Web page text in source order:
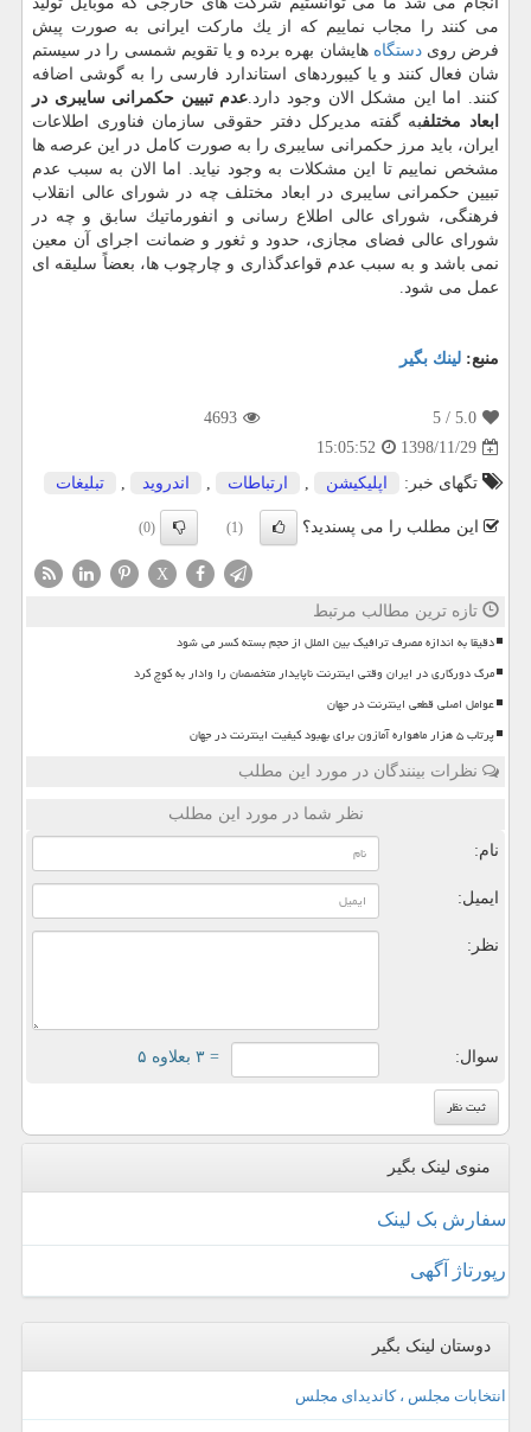
می كنند را مجاب نماییم كه از یك ماركت ایرانی به صورت پیش
فرض رویدستگاه هایشان بهره برده و یا تقویم شمسی را در سیستم
شان فعال كنند و یا كیبوردهای استاندارد فارسی را به گوشی اضافه
كنند. اما این مشكل الان وجود دارد. عدم تبیین حكمرانی سایبری در
ابعاد مختلفبه گفته مدیركل دفتر حقوقی سازمان فناوری اطلاعات
ایران، باید مرز حكمرانی سایبری را به صورت كامل در این عرصه ها
مشخص نماییم تا این مشكلات به وجود نیاید. اما الان به سبب عدم
تبیین حكمرانی سایبری در ابعاد مختلف چه در شورای عالی انقلاب
فرهنگی، شورای عالی اطلاع رسانی و انفورماتیك سابق و چه در
شورای عالی فضای مجازی، حدود و ثغور و ضمانت اجرای آن معین
نمی باشد و به سبب عدم قواعدگذاری و چارچوب ها، بعضاً سلیقه ای
عمل می شود.
منبع: لینك بگیر
5.0
/ 5
4693
1398/11/29
15:05:52
تگهای خبر:
اپلیكیشن , ارتباطات , اندروید , تبلیغات
این مطلب را می پسندید؟ (1)
(0)
X
تازه ترین مطالب مرتبط
دقیقا به اندازه مصرف ترافیک بین الملل از حجم بسته کسر می شود
مرگ دورکاری در ایران وقتی اینترنت ناپایدار متخصصان را وادار به کوچ کرد
عوامل اصلی قطعی اینترنت در جهان
پرتاب ۵ هزار ماهواره آمازون برای بهبود کیفیت اینترنت در جهان
نظرات بینندگان در مورد این مطلب
نظر شما در مورد این مطلب
نام:
ایمیل:
نظر:
سوال: = ۳ بعلاوه ۵
منوی لینک بگیر
سفارش بک لینک
رپورتاژ آگهی
دوستان لینک بگیر
انتخابات مجلس ، کاندیدای مجلس